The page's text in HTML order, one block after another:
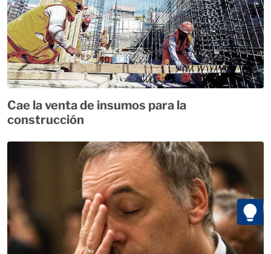
Cae la venta de insumos para la
construcción